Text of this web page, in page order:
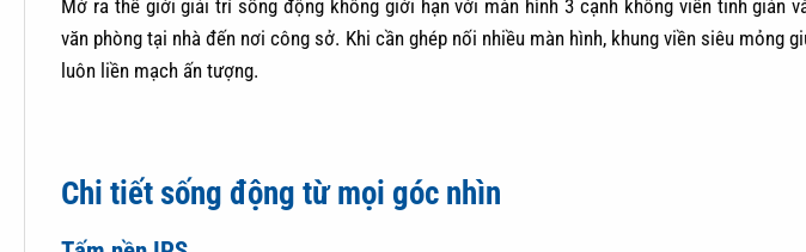
Mở ra thế giới giải trí sống động không giới hạn với màn hình 3 cạnh không viền tinh giản
văn phòng tại nhà đến nơi công sở. Khi cần ghép nối nhiều màn hình, khung viền siêu mỏng
luôn liền mạch ấn tượng.